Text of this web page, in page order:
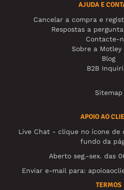
AJUDA E
Cancelar a compra e
Respostas a
Contacte-
Sobre a Motley
Blog
B2B
Sitemap
APOIO AO
Live Chat - clique no ícone de
fundo da
Aberto seg.-sex. das
Enviar e-mail para:
TERMOS